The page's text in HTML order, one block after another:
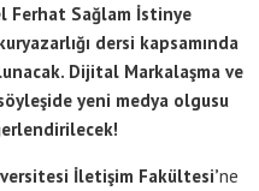
Ferhat Sağlam İstinye
dersi kapsamında
Dijital Markalaşma ve
yeni medya olgusu
İletişim Fakültesi’ne